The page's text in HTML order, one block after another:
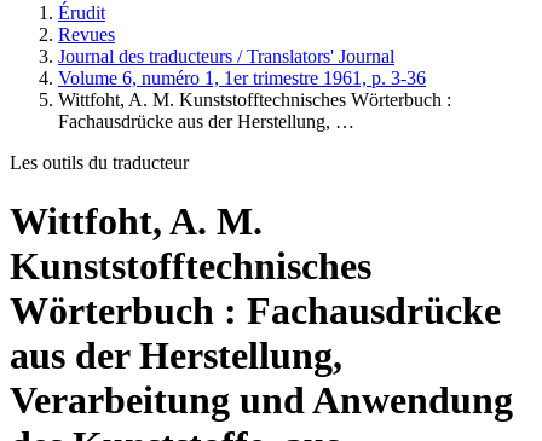
Érudit
Revues
Journal des traducteurs / Translators' Journal
Volume 6, numéro 1, 1er trimestre 1961, p. 3-36
Wittfoht, A. M. Kunststofftechnisches Wörterbuch :
Fachausdrücke aus der Herstellung, …
Les outils du traducteur
Wittfoht, A. M.
Kunststofftechnisches
Wörterbuch : Fachausdrücke
aus der Herstellung,
Verarbeitung und Anwendung